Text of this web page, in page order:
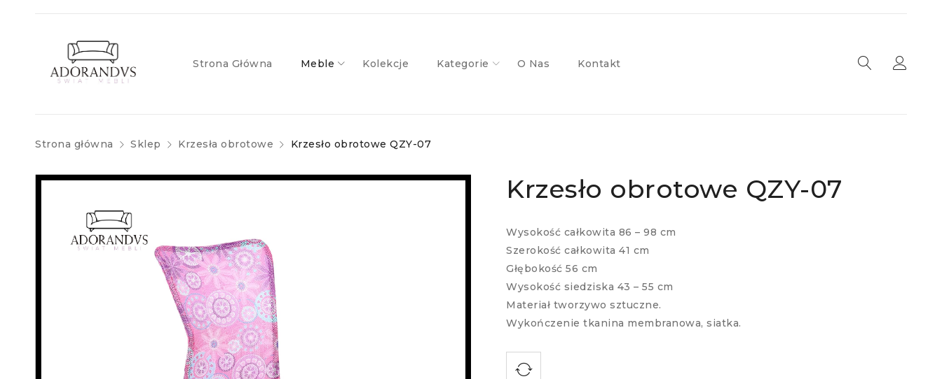
Strona Główna Meble Kolekcje Kategorie O Nas Kontakt
Strona główna Sklep Krzesła obrotowe Krzesło obrotowe QZY-07
Krzesło obrotowe QZY-07
Wysokość całkowita 86 – 98 cm
Szerokość całkowita 41 cm
Głębokość 56 cm
Wysokość siedziska 43 – 55 cm
Materiał tworzywo sztuczne.
Wykończenie tkanina membranowa, siatka.